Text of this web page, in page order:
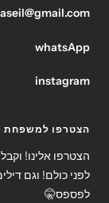
whatsApp
instagram
הצטרפו למשפחת
הצטרפו אלינו!
לפני כולם! וגם
לפספס🤫